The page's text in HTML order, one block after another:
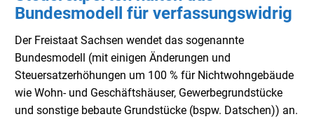
Bundesmodell für verfassungswidrig
Der Freistaat Sachsen wendet das sogenannte
Bundesmodell (mit einigen Änderungen und
Steuersatzerhöhungen um 100 % für Nichtwohngebäude
wie Wohn- und Geschäftshäuser, Gewerbegrundstücke
und sonstige bebaute Grundstücke (bspw. Datschen)) an.